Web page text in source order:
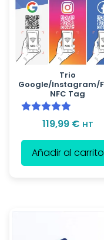
Trio
Google/Instagram/
NFC Tag
Valorado con
119,99 € HT
Añadir al carrito